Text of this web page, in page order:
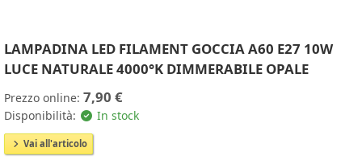
LAMPADINA LED FILAMENT GOCCIA A60 E27 10W
LUCE NATURALE 4000°K DIMMERABILE OPALE
Prezzo online: 7,90 €
Disponibilità: In stock
Vai all'articolo